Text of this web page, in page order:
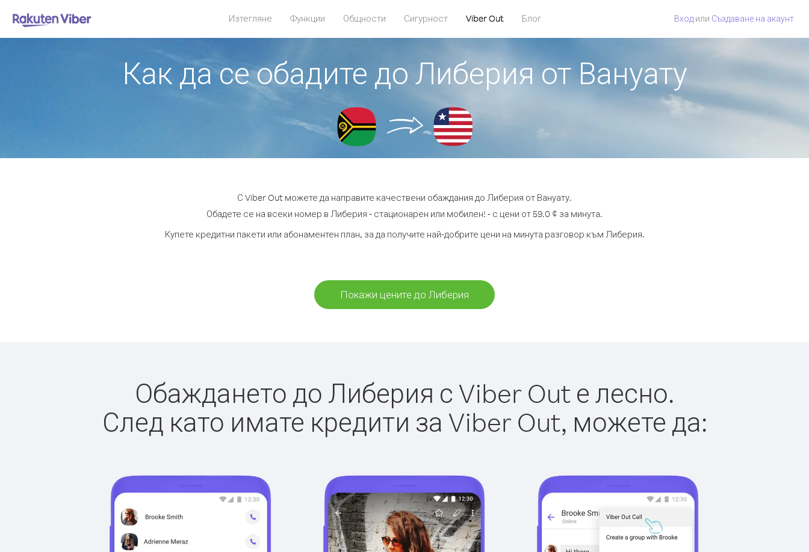
Изтегляне Функции Общности Сигурност Viber Out Блог Вход или Създаване на акаунт
Как да се обадите до Либерия от Вануату
С Viber Out можете да направите качествени обаждания до Либерия от Вануату.
Обадете се на всеки номер в Либерия - стационарен или мобилен! - с цени от 59.0 ¢ за минута.
Купете кредитни пакети или абонаментен план, за да получите най-добрите цени на минута разговор към Либерия.
Покажи цените до Либерия
Обаждането до Либерия с Viber Out е лесно.
След като имате кредити за Viber Out, можете да: